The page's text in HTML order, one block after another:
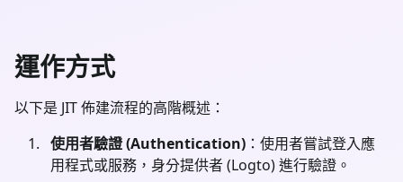
運作方式
以下是 JIT 佈建流程的高階概述：
使用者驗證 (Authentication) ：使用者嘗試登入應
用程式或服務，身分提供者 (Logto) 進行驗證。